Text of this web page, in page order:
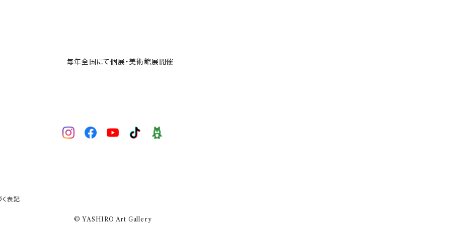
毎年全国にて個展・美術館展開催
表記
© YASHIRO Art Gallery